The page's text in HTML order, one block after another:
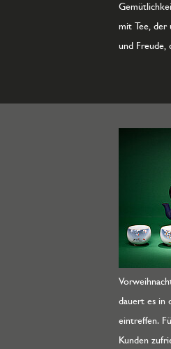
mit Tee, der
und Freude,
dauert es in
eintreffen.
Kunden